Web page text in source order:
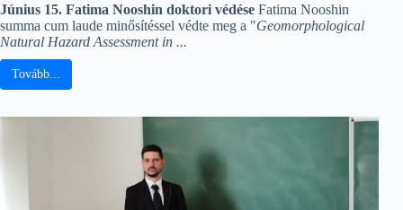
Június 15. Fatima Nooshin doktori védése Fatima Nooshin
summa cum laude minősítéssel védte meg a "Geomorphological
Natural Hazard Assessment in ...
Tovább...